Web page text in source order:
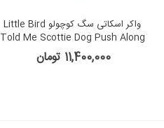
واکر اسکاتی سگ کوچولو Little Bird
Told Me Scottie Dog Push Along
11,400,000 تومان